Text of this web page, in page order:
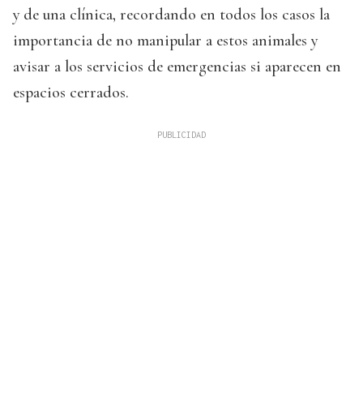
y de una clínica, recordando en todos los casos la
importancia de no manipular a estos animales y
avisar a los servicios de emergencias si aparecen en
espacios cerrados.